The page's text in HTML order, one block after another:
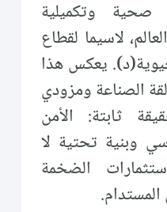
صحية وتكميلية
لاسيما لقطاع
يعكس هذا
الصناعة ومزودي
ثابتة: الأمن
وبنية تحتية لا
الضخمة